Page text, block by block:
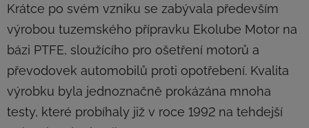
Krátce po svém vzniku se zabývala především
výrobou tuzemského přípravku Ekolube Motor na
bázi PTFE, sloužícího pro ošetření motorů a
převodovek automobilů proti opotřebení. Kvalita
výrobku byla jednoznačně prokázána mnoha
testy, které probíhaly již v roce 1992 na tehdejší